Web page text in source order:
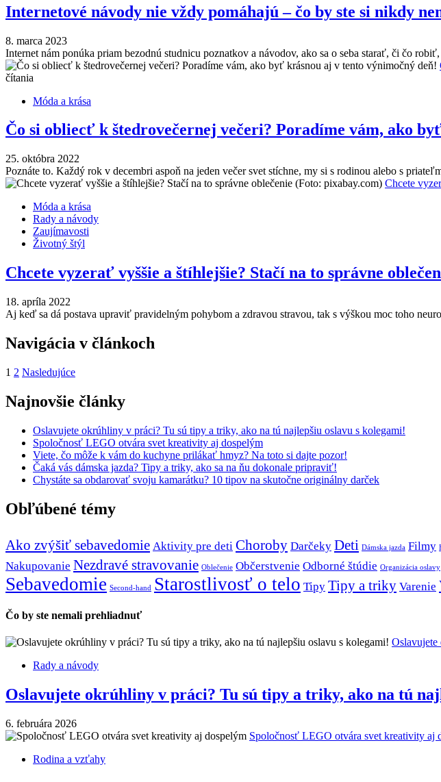
Internetové návody nie vždy pomáhajú – čo by ste si nikdy
8. marca 2023
Internet nám ponúka priam bezodnú studnicu poznatkov a návodov, ako sa o seba starať, či čo
čítania
Móda a krása
Čo si obliecť k štedrovečernej večeri? Poradíme vám, ako
25. októbra 2022
Poznáte to. Každý rok v decembri aspoň na jeden večer svet stíchne, my si s rodinou alebo s
Chcete
Móda a krása
Rady a návody
Zaujímavosti
Životný štýl
Chcete vyzerať vyššie a štíhlejšie? Stačí na to správne
18. apríla 2022
Aj keď sa dá postava upraviť pravidelným pohybom a zdravou stravou, tak s výškou moc toho
Navigácia v článkoch
1 2 Nasledujúce
Najnovšie články
Oslavujete okrúhliny v práci? Tu sú tipy a triky, ako na tú najlepšiu oslavu s kolegami!
Spoločnosť LEGO otvára svet kreativity aj dospelým
Viete, čo môže k vám do kuchyne prilákať hmyz? Na toto si dajte pozor!
Čaká vás dámska jazda? Tipy a triky, ako sa na ňu dokonale pripraviť!
Chystáte sa obdarovať svoju kamarátku? 10 tipov na skutočne originálny darček
Obľúbené témy
Ako zvýšiť sebavedomie Aktivity pre deti Choroby Darčeky Deti Dámska jazda Filmy
Nakupovanie Nezdravé stravovanie Oblečenie Občerstvenie Odborné štúdie Organizácia oslavy
Sebavedomie Second-hand Starostlivosť o telo Tipy Tipy a triky Varenie
Čo by ste nemali prehliadnuť
Rady a návody
Oslavujete okrúhliny v práci? Tu sú tipy a triky, ako na tú
6. februára 2026
Spoločnosť LEGO otvára svet kreativity aj
Rodina a vzťahy